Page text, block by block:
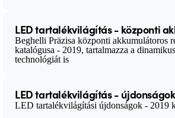
LED tartalékvilágítás - központi
Beghelli Präzisa központi akkumulátoros
katalógusa - 2019, tartalmazza a
technológiát is
LED tartalékvilágítás - újdonságok
LED tartalékvilágítási újdonságok - 2019